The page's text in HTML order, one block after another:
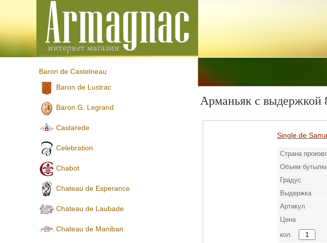
Baron de Castelneau
Baron de Lustrac
Baron G. Legrand
Castarede
Celebration
Chabot
Chateau de Esperance
Chateau de Laubade
Chateau de Maniban
Арманьяк с выдержкой
Single de
Страна
Объем
Градус
Выдержка
Артикул
Цена
кол.